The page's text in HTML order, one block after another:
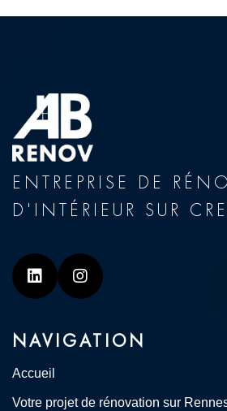
ENTREPRISE DE
D'INTÉRIEUR SUR
Linkedin Instagram
NAVIGATION
Accueil
Votre projet de rénovation sur